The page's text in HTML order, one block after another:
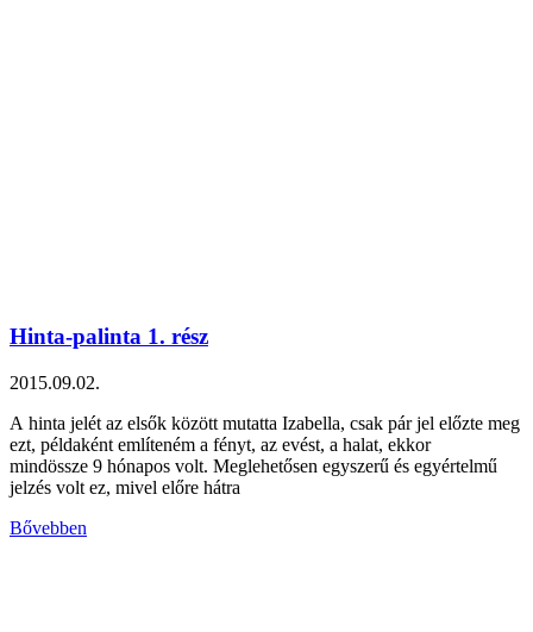
Hinta-palinta 1. rész
2015.09.02.
A hinta jelét az elsők között mutatta Izabella, csak pár jel előzte meg
ezt, példaként említeném a fényt, az evést, a halat, ekkor
mindössze 9 hónapos volt. Meglehetősen egyszerű és egyértelmű
jelzés volt ez, mivel előre hátra
Bővebben